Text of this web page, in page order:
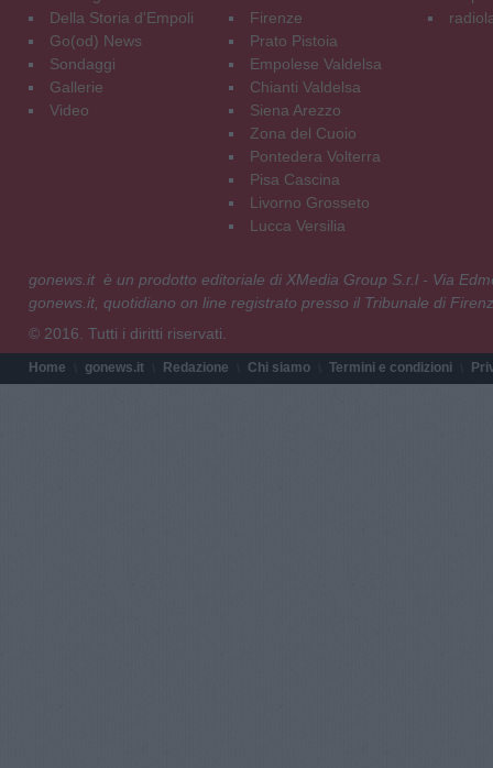
Della Storia d'Empoli
Go(od) News
Sondaggi
Gallerie
Video
Firenze
Prato Pistoia
Empolese Valdelsa
Chianti Valdelsa
Siena Arezzo
Zona del Cuoio
Pontedera Volterra
Pisa Cascina
Livorno Grosseto
Lucca Versilia
gonews.it è un prodotto editoriale di XMedia Group S.r.l - Via
gonews.it, quotidiano on line registrato presso il Tribunale di
© 2016. Tutti i diritti riservati.
Home gonews.it Redazione Chi siamo Termini e condizioni